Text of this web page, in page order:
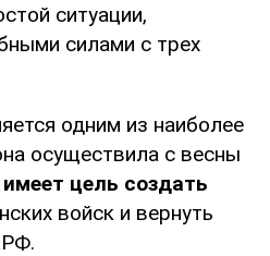
ситуации,
силами с трех
одним из наиболее
осуществила с весны
имеет цель создать
войск и вернуть